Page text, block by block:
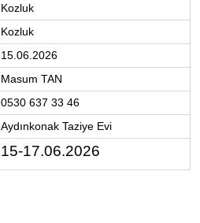
Kozluk
Kozluk
15.06.2026
Masum TAN
0530 637 33 46
Aydınkonak Taziye Evi
15-17.06.2026